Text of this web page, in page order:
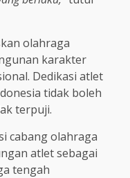
olahraga
karakter
Dedikasi atlet
tidak boleh
terpuji.
cabang olahraga
atlet sebagai
tengah